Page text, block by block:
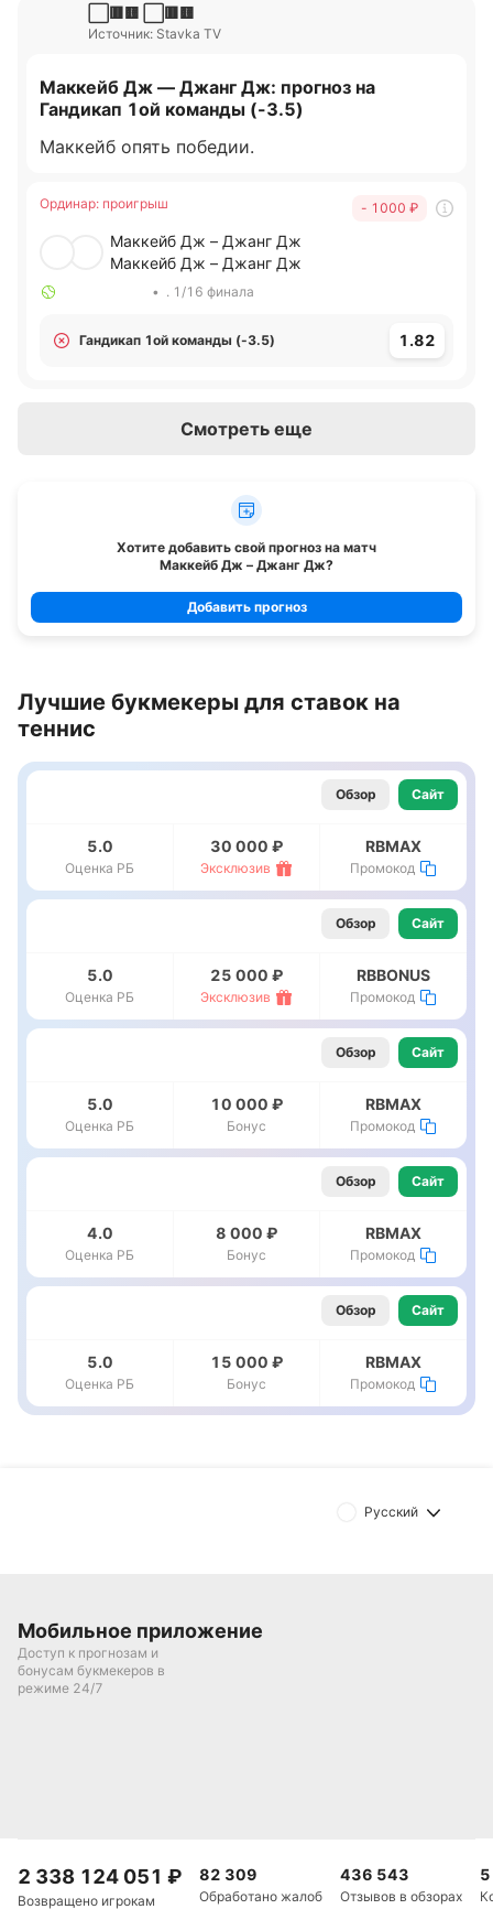
⬜🟥🟨 ⬜🟥🟨
Источник: Stavka TV
Маккейб Дж — Джанг Дж: прогноз на
Гандикап 1ой команды (-3.5)
Маккейб опять победии.
Ординар: проигрыш - 1000 ₽
Маккейб Дж – Джанг Дж
Маккейб Дж – Джанг Дж
• . 1/16 финала
Гандикап 1ой команды (-3.5) 1.82
Смотреть еще
Хотите добавить свой прогноз на матч
Маккейб Дж – Джанг Дж?
Добавить прогноз
Лучшие букмекеры для ставок на
теннис
Обзор Сайт
5.0
Оценка РБ
30 000 ₽
Эксклюзив
RBMAX
Промокод
Обзор Сайт
5.0
Оценка РБ
25 000 ₽
Эксклюзив
RBBONUS
Промокод
Обзор Сайт
5.0
Оценка РБ
10 000 ₽
Бонус
RBMAX
Промокод
Обзор Сайт
4.0
Оценка РБ
8 000 ₽
Бонус
RBMAX
Промокод
Обзор Сайт
5.0
Оценка РБ
15 000 ₽
Бонус
RBMAX
Промокод
Русский
Мобильное приложение
Доступ к прогнозам и
бонусам букмекеров в
режиме 24/7
2 338 124 051 ₽
Возвращено игрокам
82 309
Обработано жалоб
436 543
Отзывов в обзорах